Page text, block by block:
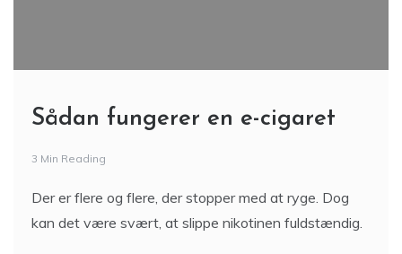
Sådan fungerer en e-cigaret
3 Min Reading
Der er flere og flere, der stopper med at ryge. Dog
kan det være svært, at slippe nikotinen fuldstændig.